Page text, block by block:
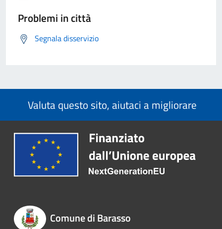
Problemi in città
Segnala disservizio
Valuta questo sito, aiutaci a migliorare
Comune di Barasso